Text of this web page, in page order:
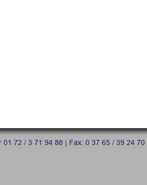
72 / 3 71 94 88 | Fax: 0 37 65 / 39 24 70